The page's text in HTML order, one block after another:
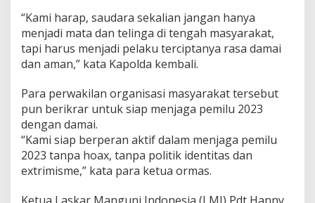
a
i
“Kami harap, saudara sekalian jangan hanya
menjadi mata dan telinga di tengah masyarakat,
tapi harus menjadi pelaku terciptanya rasa damai
dan aman,” kata Kapolda kembali.
Para perwakilan organisasi masyarakat tersebut
pun berikrar untuk siap menjaga pemilu 2023
dengan damai.
“Kami siap berperan aktif dalam menjaga pemilu
2023 tanpa hoax, tanpa politik identitas dan
extrimisme,” kata para ketua ormas.